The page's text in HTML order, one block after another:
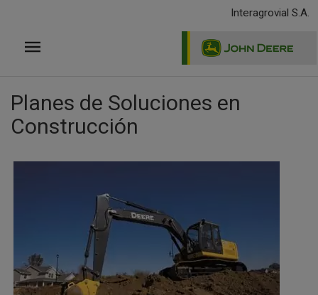
principal
Interagrovial S.A.
Planes de Soluciones en
Construcción